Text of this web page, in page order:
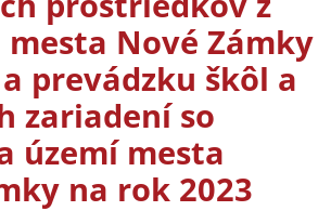
Nové Zámky
prevádzku škôl a
zariadení so
území mesta
na rok 2023